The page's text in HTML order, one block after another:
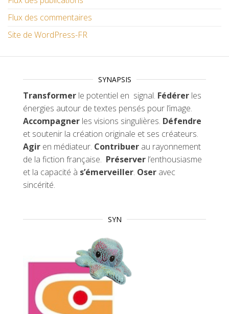
Flux des commentaires
Site de WordPress-FR
SYNAPSIS
Transformer le potentiel en signal. Fédérer les
énergies autour de textes pensés pour l’image.
Accompagner les visions singulières. Défendre
et soutenir la création originale et ses créateurs.
Agir en médiateur. Contribuer au rayonnement
de la fiction française. Préserver l’enthousiasme
et la capacité à s’émerveiller. Oser avec
sincérité.
SYN